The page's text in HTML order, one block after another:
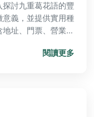
討九重葛花語的豐
義，並提供實用種
址、門票、營業時
於九重葛的疑問。
閱讀更多